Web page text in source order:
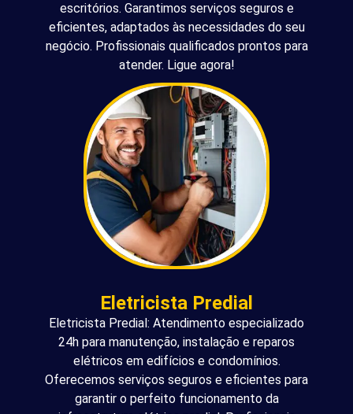
escritórios. Garantimos serviços seguros e
eficientes, adaptados às necessidades do seu
negócio. Profissionais qualificados prontos para
atender. Ligue agora!
Eletricista Predial
Eletricista Predial: Atendimento especializado
24h para manutenção, instalação e reparos
elétricos em edifícios e condomínios.
Oferecemos serviços seguros e eficientes para
garantir o perfeito funcionamento da